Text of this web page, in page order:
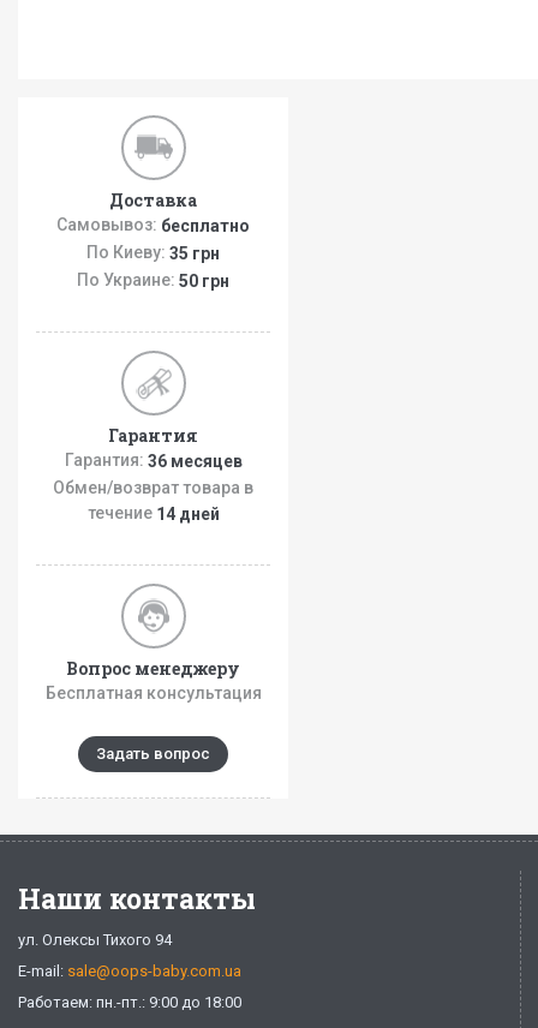
Доставка
Самовывоз: бесплатно
По Киеву: 35 грн
По Украине: 50 грн
Гарантия
Гарантия: 36 месяцев
Обмен/возврат товара в
течение 14 дней
Вопрос менеджеру
Бесплатная консультация
Задать вопрос
Наши контакты
ул. Олексы Тихого 94
E-mail: sale@oops-baby.com.ua
Работаем: пн.-пт.: 9:00 до 18:00